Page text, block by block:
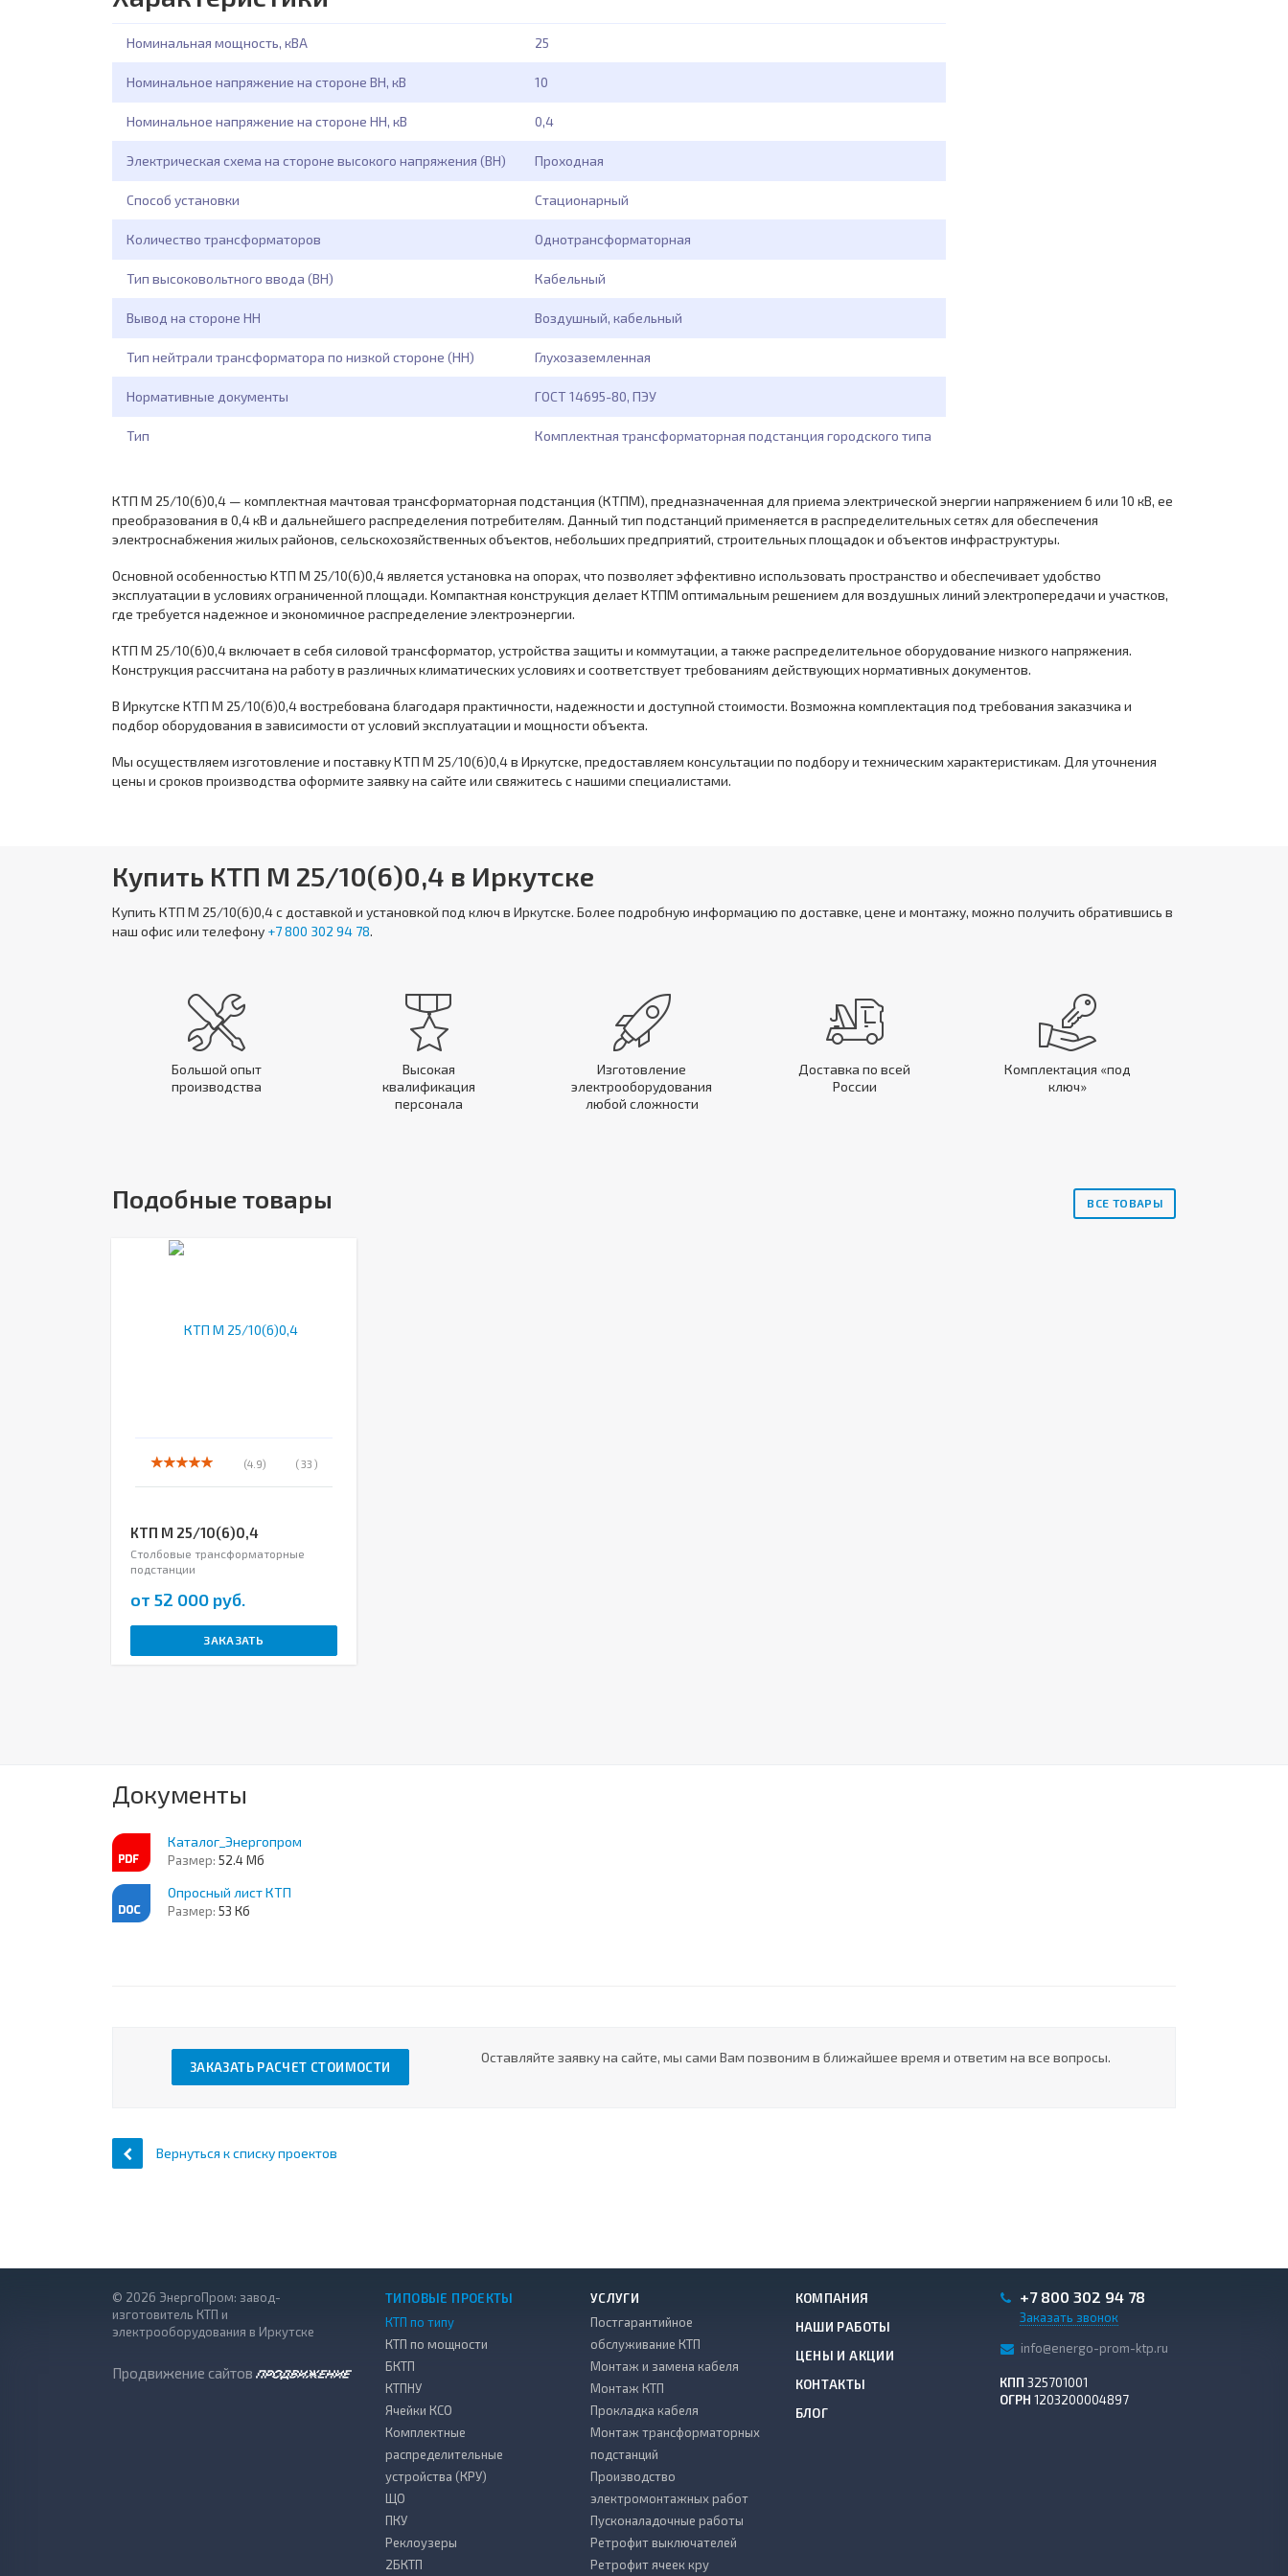
Номинальная мощность, кВА 25
Номинальное напряжение на стороне ВН, кВ 10
Номинальное напряжение на стороне НН, кВ 0,4
Электрическая схема на стороне высокого напряжения (ВН) Проходная
Способ установки Стационарный
Количество трансформаторов Однотрансформаторная
Тип высоковольтного ввода (ВН) Кабельный
Вывод на стороне НН Воздушный, кабельный
Тип нейтрали трансформатора по низкой стороне (НН) Глухозаземленная
Нормативные документы ГОСТ 14695-80, ПЭУ
Тип Комплектная трансформаторная подстанция городского типа
КТП М 25/10(6)0,4 — комплектная мачтовая трансформаторная подстанция (КТПМ), предназначенная для приема электрической энергии напряжением 6 или 10 кВ, ее
преобразования в 0,4 кВ и дальнейшего распределения потребителям. Данный тип подстанций применяется в распределительных сетях для обеспечения
электроснабжения жилых районов, сельскохозяйственных объектов, небольших предприятий, строительных площадок и объектов инфраструктуры.
Основной особенностью КТП М 25/10(6)0,4 является установка на опорах, что позволяет эффективно использовать пространство и обеспечивает удобство
эксплуатации в условиях ограниченной площади. Компактная конструкция делает КТПМ оптимальным решением для воздушных линий электропередачи и участков,
где требуется надежное и экономичное распределение электроэнергии.
КТП М 25/10(6)0,4 включает в себя силовой трансформатор, устройства защиты и коммутации, а также распределительное оборудование низкого напряжения.
Конструкция рассчитана на работу в различных климатических условиях и соответствует требованиям действующих нормативных документов.
В Иркутске КТП М 25/10(6)0,4 востребована благодаря практичности, надежности и доступной стоимости. Возможна комплектация под требования заказчика и
подбор оборудования в зависимости от условий эксплуатации и мощности объекта.
Мы осуществляем изготовление и поставку КТП М 25/10(6)0,4 в Иркутске, предоставляем консультации по подбору и техническим характеристикам. Для уточнения
цены и сроков производства оформите заявку на сайте или свяжитесь с нашими специалистами.
Купить КТП М 25/10(6)0,4 в Иркутске
Купить КТП М 25/10(6)0,4с доставкой и установкой под ключ в Иркутске. Более подробную информацию по доставке, цене и монтажу, можно получить обратившись в
наш офис или телефону +7 800 302 94 78.
Большой опыт
производства
Высокая
квалификация
персонала
Изготовление
электрооборудования
любой сложности
Доставка по всей
России
Комплектация «под
ключ»
Подобные товары ВСЕ ТОВАРЫ
(4.9) ( 33 )
КТП М 25/10(6)0,4
Столбовые трансформаторные
подстанции
от 52 000 руб.
ЗАКАЗАТЬ
Документы
Каталог_Энергопром
Размер: 52.4 Мб
Опросный лист КТП
Размер: 53 Кб
ЗАКАЗАТЬ РАСЧЕТ СТОИМОСТИ
Оставляйте заявку на сайте, мы сами Вам позвоним в ближайшее время и ответим на все вопросы.
Вернуться к списку проектов
© 2026 ЭнергоПром: завод-
изготовитель КТП и
электрооборудования в Иркутске
Продвижение сайтов
ТИПОВЫЕ ПРОЕКТЫ
КТП по типу
КТП по мощности
БКТП
КТПНУ
Ячейки КСО
Комплектные
распределительные
устройства (КРУ)
ЩО
ПКУ
Реклоузеры
2БКТП
УСЛУГИ
Постгарантийное
обслуживание КТП
Монтаж и замена кабеля
Монтаж КТП
Прокладка кабеля
Монтаж трансформаторных
подстанций
Производство
электромонтажных работ
Пусконаладочные работы
Ретрофит выключателей
Ретрофит ячеек кру
КОМПАНИЯ
НАШИ РАБОТЫ
ЦЕНЫ И АКЦИИ
КОНТАКТЫ
БЛОГ
+7 800 302 94 78
Заказать звонок
info@energo-prom-ktp.ru
КПП 325701001
ОГРН 1203200004897